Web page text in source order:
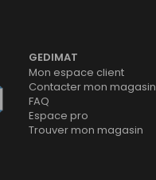
GEDIMAT
Mon espace client
Contacter mon magasin
FAQ
Espace pro
Trouver mon magasin